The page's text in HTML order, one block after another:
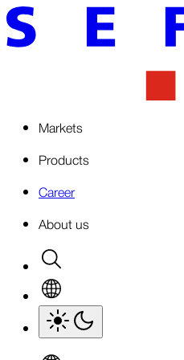
Markets
Products
Career
About us